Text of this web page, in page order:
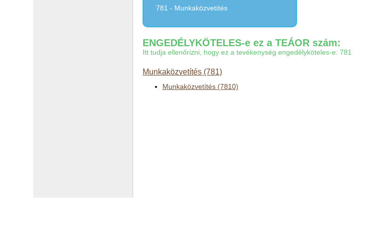
781 - Munkaközvetítés
ENGEDÉLYKÖTELES-e ez a TEÁOR szám:
Itt tudja ellenőrizni, hogy ez a tevékenység engedélyköteles-e: 781
Munkaközvetítés (781)
Munkaközvetítés (7810)